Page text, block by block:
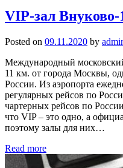
VIP-зал Внуково-
Posted on 09.11.2020 by
Международный
11 км. от города Москвы,
России. Из аэропорта
регулярных рейсов по
чартерных рейсов по
что VIP – это одно, а
поэтому залы для них…
Read more